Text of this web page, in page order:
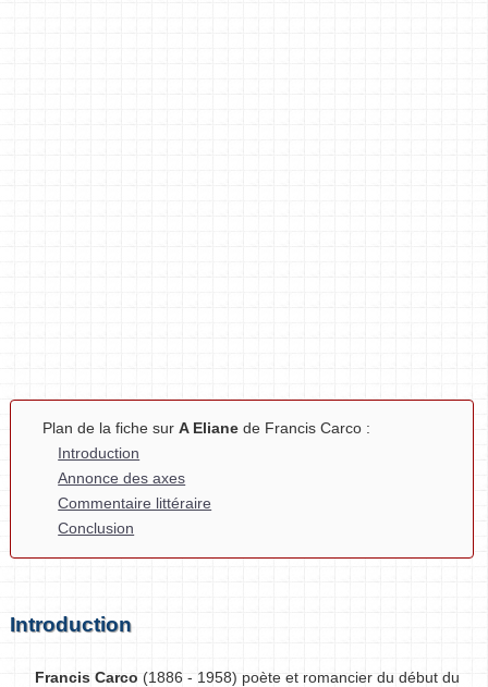
Plan de la fiche sur A Elianede Francis Carco :
Introduction
Annonce des axes
Commentaire littéraire
Conclusion
Introduction
Francis Carco (1886 - 1958) poète et romancier du début du